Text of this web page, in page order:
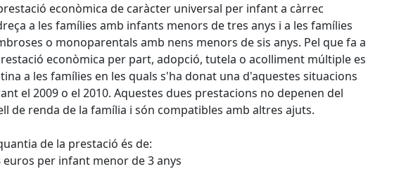
econòmica de caràcter universal per infant a càrrec
a les famílies amb infants menors de tres anys i a les famílies
o monoparentals amb nens menors de sis anys. Pel que fa a
econòmica per part, adopció, tutela o acolliment múltiple es
a les famílies en les quals s'ha donat una d'aquestes situacions
el 2009 o el 2010. Aquestes dues prestacions no depenen del
de renda de la família i són compatibles amb altres ajuts.
de la prestació és de:
euros per infant menor de 3 anys